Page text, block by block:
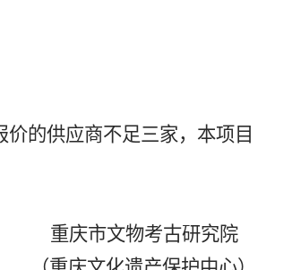
价的供应商不足三家，本项目
重庆市文物考古研究院